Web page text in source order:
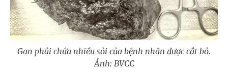
Gan phải chứa nhiều sỏi của bệnh nhân được cắt bỏ.
Ảnh: BVCC